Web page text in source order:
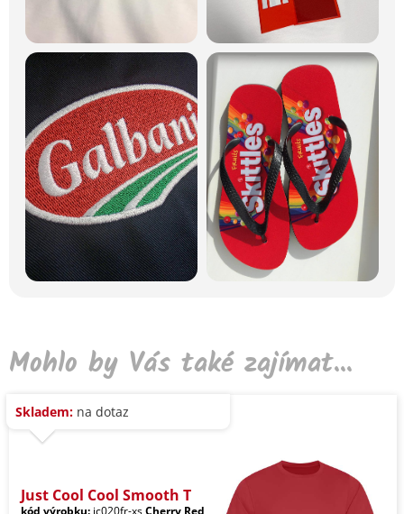
Mohlo by Vás také zajímat...
Skladem: na dotaz
Just Cool Cool Smooth T